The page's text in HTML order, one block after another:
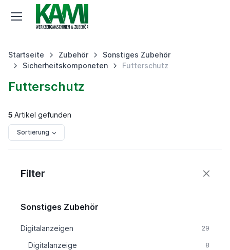
Startseite Zubehör
Sonstiges Zubehör
Sicherheitskomponeten
Futterschutz
Futterschutz
5 Artikel gefunden
Sortierung
Filter
Sonstiges Zubehör
Digitalanzeigen 29
Digitalanzeige 8